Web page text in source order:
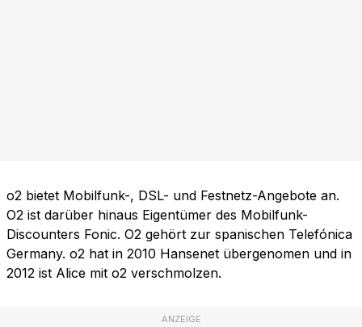
o2 bietet Mobilfunk-, DSL- und Festnetz-Angebote an.
O2 ist darüber hinaus Eigentümer des Mobilfunk-
Discounters Fonic. O2 gehört zur spanischen Telefónica
Germany. o2 hat in 2010 Hansenet übergenomen und in
2012 ist Alice mit o2 verschmolzen.
ANZEIGE